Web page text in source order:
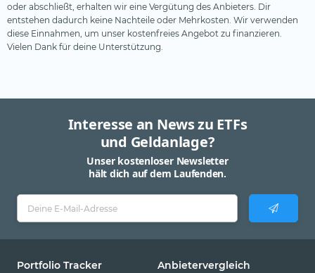
Tabula
Tobam
Vanguard
WisdomTree
Xtrackers
oder abschließt, erhalten wir eine Vergütung des Anbieters. Dir
entstehen dadurch keine Nachteile oder Mehrkosten. Wir verwenden
diese Einnahmen, um unser kostenfreies Angebot zu finanzieren.
Vielen Dank für deine Unterstützung.
Interesse an News zu ETFs
und Geldanlage?
Unser kostenloser Newsletter
hält dich auf dem Laufenden.
Portfolio Tracker Anbietervergleich